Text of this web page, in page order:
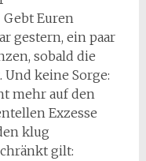
Gebt Euren
gestern, ein paar
sobald die
Und keine Sorge:
mehr auf den
Exzesse
klug
gilt: